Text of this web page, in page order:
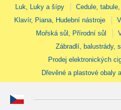
Luk, Luky a šípy Cedule,
Klavír, Piana, Hudební nástroje
Mořská sůl, Přírodní sůl
Zábradlí, balustrády,
Prodej elektronických
Dřevěné a plastové obaly